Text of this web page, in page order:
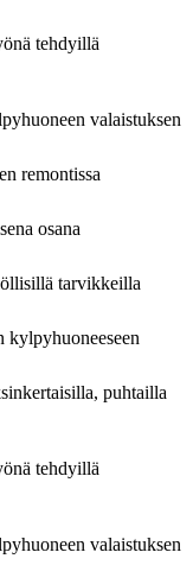
tehdyillä
valaistuksen
remontissa
osana
tarvikkeilla
kylpyhuoneeseen
puhtailla
tehdyillä
valaistuksen